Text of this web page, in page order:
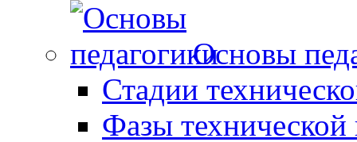
Основы
Стадии
Фазы технической